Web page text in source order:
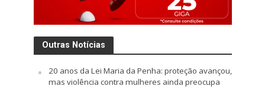
Outras Notícias
20 anos da Lei Maria da Penha: proteção avançou,
mas violência contra mulheres ainda preocupa